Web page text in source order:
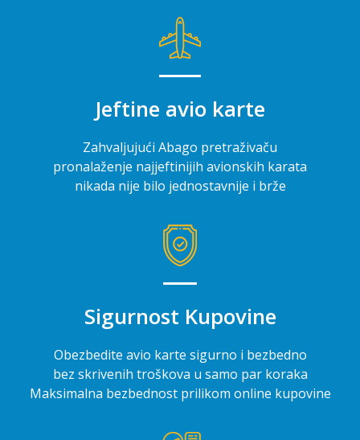
Jeftine avio karte
Zahvaljujući Abago pretraživaču
pronalaženje najjeftinijih avionskih karata
nikada nije bilo jednostavnije i brže
Sigurnost Kupovine
Obezbedite avio karte sigurno i bezbedno
bez skrivenih troškova u samo par koraka
Maksimalna bezbednost prilikom online kupovine